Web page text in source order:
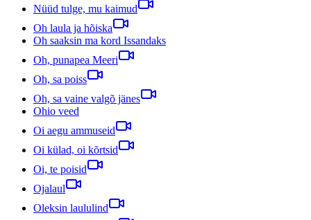
Nüüd tulge, mu kaimud
Oh laula ja hõiska
Oh saaksin ma kord Issandaks
Oh, punapea Meeri
Oh, sa poiss
Oh, sa vaine valgõ jänes
Ohio veed
Oi aegu ammuseid
Oi külad, oi kõrtsid
Oi, te poisid
Ojalaul
Oleksin laululind